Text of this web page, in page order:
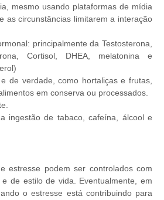
mesmo usando plataformas de mídia
as circunstâncias limitarem a interação
principalmente da Testosterona,
Cortisol, DHEA, melatonina e
de verdade, como hortaliças e frutas,
em conserva ou processados.
ingestão de tabaco, cafeína, álcool e
estresse podem ser controlados com
e de estilo de vida. Eventualmente, em
o estresse está contribuindo para